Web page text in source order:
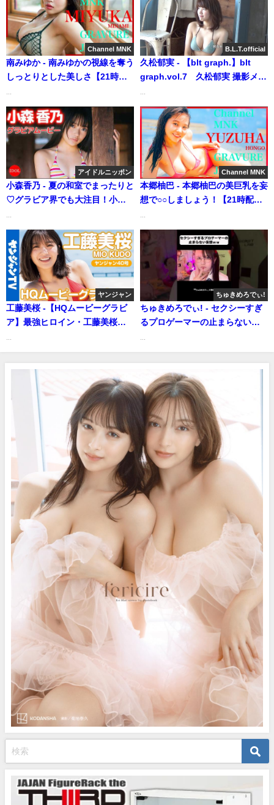
Channel MNK
南みゆか - 南みゆかの視線を奪う
しっとりとした美しさ【21時配
2026) | Channel MNKさんより
B.L.T.official
久松郁実 - 【blt graph.】blt
graph.vol.7 久松郁実 撮影メイ
| B.L.T.officialさんより
アイドルニッポン
小森香乃 - 夏の和室でまったりと
♡グラビア界でも大注目！小森
YouTubeチャンネルさんより
Channel MNK
本郷柚巴 - 本郷柚巴の美巨乳を妄
想で○○しましょう！【21時配
ヤンジャン
工藤美桜 -【HQムービーグラビ
ア】最強ヒロイン・工藤美桜ち
全開な撮影に没入密着！【メイ
キング】（2021年09月02日） |
ヤンジャンTV【集英社ヤングジ
ャンプ公式】さんより
ちゅきめろでぃ!
ちゅきめろでぃ! - セクシーすぎ
るプロゲーマーの止まらない妄
きめろでぃ!さんより